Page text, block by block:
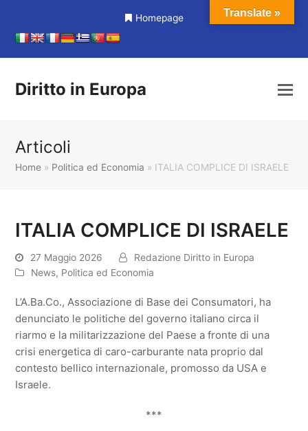
Homepage
Diritto in Europa
Articoli
Home » Politica ed Economia » ITALIA COMPLICE DI ISRAELE
ITALIA COMPLICE DI ISRAELE
27 Maggio 2026
Redazione Diritto in Europa
News, Politica ed Economia
L’A.Ba.Co., Associazione di Base dei Consumatori, ha
denunciato le politiche del governo italiano circa il
riarmo e la militarizzazione del Paese a fronte di una
crisi energetica di caro-carburante nata proprio dal
contesto bellico internazionale, promosso da USA e
Israele.
***
Translate »